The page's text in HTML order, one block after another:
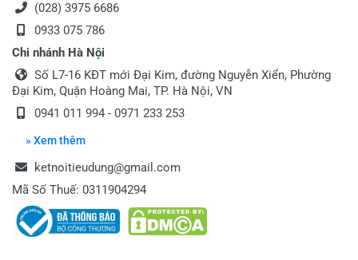
(028) 3975 6686
0933 075 786
Chi nhánh Hà Nội
Số L7-16 KĐT mới Đại Kim, đường Nguyễn Xiển, Phường
Đại Kim, Quận Hoàng Mai, TP. Hà Nội, VN
0941 011 994 - 0971 233 253
» Xem thêm
ketnoitieudung@gmail.com
Mã Số Thuế: 0311904294